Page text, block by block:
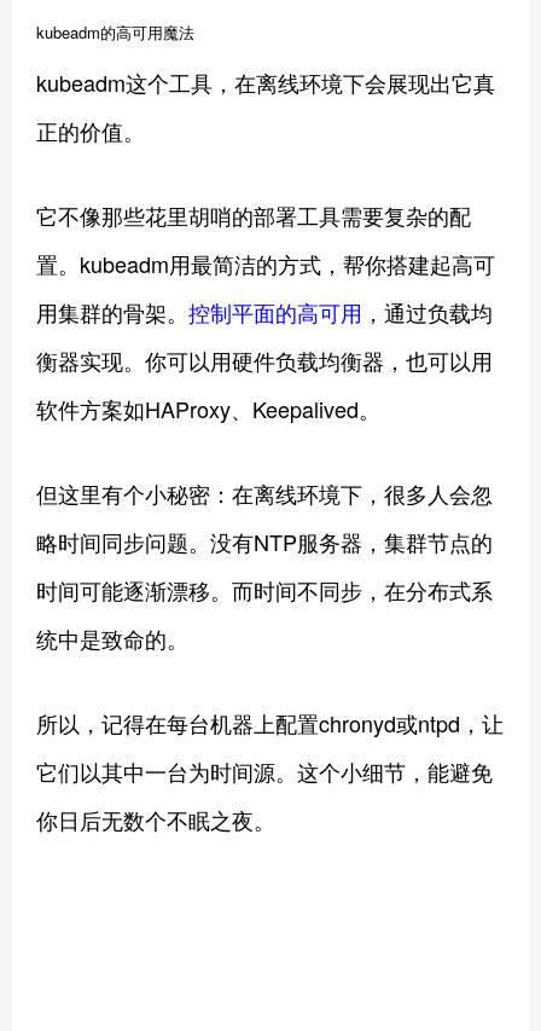
kubeadm的高可用魔法
kubeadm这个工具，在离线环境下会展现出它真
正的价值。
它不像那些花里胡哨的部署工具需要复杂的配
置。kubeadm用最简洁的方式，帮你搭建起高可
用集群的骨架。 控制平面的高可用 ，通过负载均
衡器实现。你可以用硬件负载均衡器，也可以用
软件方案如HAProxy、Keepalived。
但这里有个小秘密：在离线环境下，很多人会忽
略时间同步问题。没有NTP服务器，集群节点的
时间可能逐渐漂移。而时间不同步，在分布式系
统中是致命的。
所以，记得在每台机器上配置chronyd或ntpd，让
它们以其中一台为时间源。这个小细节，能避免
你日后无数个不眠之夜。